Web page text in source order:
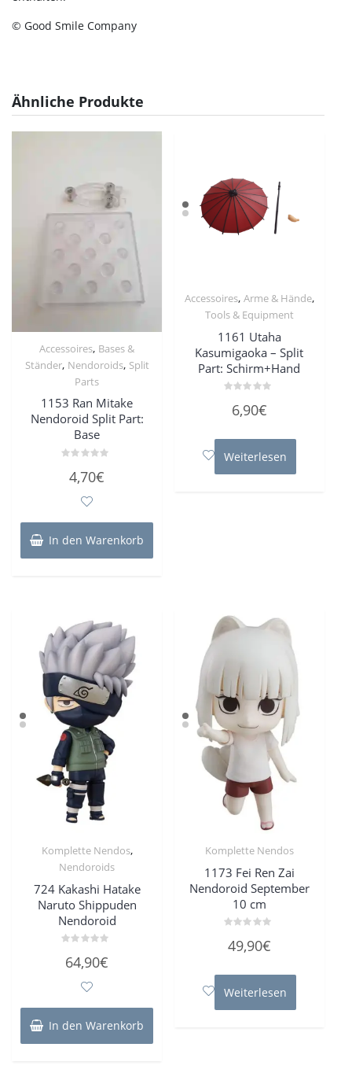
© Good Smile Company
Ähnliche Produkte
Accessoires, Bases &
Ständer, Nendoroids, Split
Parts
1153 Ran Mitake
Nendoroid Split Part:
Base
mit4,70€
In den Warenkorb
Accessoires, Arme & Hände,
Tools & Equipment
1161 Utaha
Kasumigaoka – Split
Part: Schirm+Hand
mit
5
6,90€
Weiterlesen
Komplette Nendos,
Nendoroids
724 Kakashi Hatake
Naruto Shippuden
Nendoroid
mit
64,90€
In den Warenkorb
Komplette Nendos
1173 Fei Ren Zai
Nendoroid September
10 cm
mit
5
49,90€
Weiterlesen